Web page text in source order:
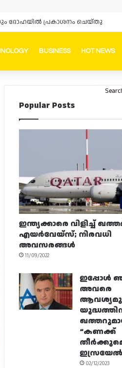
ദോഹയിൽ പ്രകാശനം ചെയ്തു
BUSINESS HOT NEWS
Instagram
Telegram
Whatsapp RandomSwitch
Popular Posts
ഇന്ത്യക്കാരെ വിളിച്ച്
എയർവേയ്‌സ്; നിരവധി
അവസരങ്ങൾ
11/09/2022
ഇപ്പോൾ
അവരെ
“കണക്ക്
ഇസ്രയേൽ
02/12/2023